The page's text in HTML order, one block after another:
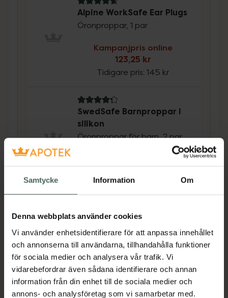
Samtycke Information Om
Denna webbplats använder cookies
Vi använder enhetsidentifierare för att anpassa innehållet
och annonserna till användarna, tillhandahålla funktioner
för sociala medier och analysera vår trafik. Vi
vidarebefordrar även sådana identifierare och annan
information från din enhet till de sociala medier och
annons- och analysföretag som vi samarbetar med.
4.8 av 5 i omdöme
Alpine WorkSafe Ear Plugs
Öronproppar, 1 par
Kampanjpris online
123,25 kr
Tidigare pris:145 kr
4.3 av 5 i omdöme
SwedSafe Barnproppar i
silikon
Öronproppar för barn, 2 par
Köp båda för:156,15 kr
Beskrivning
En arbetsplats kan innebära mycket oväsen.
Alpine WorkSafe öronproppar skyddar din